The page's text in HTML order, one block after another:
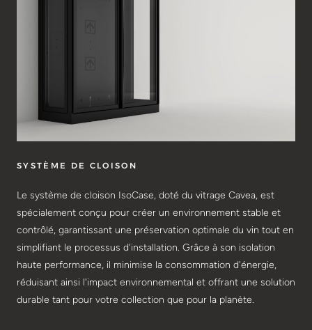
SYSTÈME DE CLOISON
Le système de cloison IsoCase, doté du vitrage Cavea, est
spécialement conçu pour créer un environnement stable et
contrôlé, garantissant une préservation optimale du vin tout en
simplifiant le processus d'installation. Grâce à son isolation
haute performance, il minimise la consommation d'énergie,
réduisant ainsi l'impact environnemental et offrant une solution
durable tant pour votre collection que pour la planète.